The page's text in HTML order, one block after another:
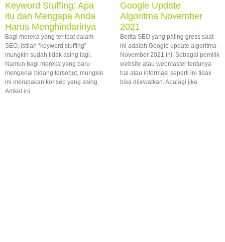
Keyword Stuffing: Apa
itu dan Mengapa Anda
Harus Menghindarinya
Bagi mereka yang terlibat dalam
SEO, istilah “keyword stuffing”
mungkin sudah tidak asing lagi.
Namun bagi mereka yang baru
mengenal bidang tersebut, mungkin
ini merupakan konsep yang asing.
Artikel ini
Google Update
Algoritma November
2021
Berita SEO yang paling gress saat
ini adalah Google update algoritma
November 2021 ini. Sebagai pemilik
website atau webmaster tentunya
hal atau informasi seperti ini tidak
bisa dilewatkan. Apalagi jika